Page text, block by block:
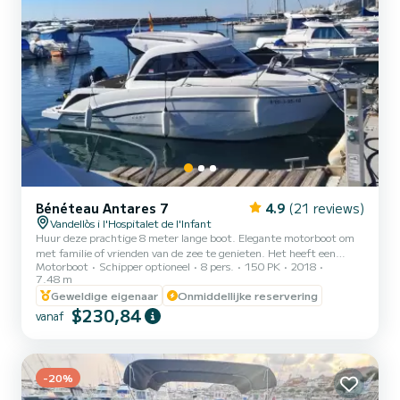
Bénéteau Antares 7 4.9 (21 reviews)
Vandellòs i l'Hospitalet de l'Infant
Huur deze prachtige 8 meter lange boot. Elegante motorboot om
met familie of vrienden van de zee te genieten. Het heeft een
capaciteit van 8 personen en biedt plaats aan 3 personen om de
nacht door te brengen, omdat het een dubbele cabine heeft. Ideaal
voor dagtochten, deze boot verrast door zijn eenvoudige bediening
en comfort tijdens de navigatie. Krachtige motor van 150 pk,
perfect voor snelle ritten. Goedgekeurd voor navigatiezone 4 mijl.
Motorboot Schipper optioneel 8 pers. 150 PK
2018
7.48 m
Geweldige eigenaar
Onmiddellijke reservering
vanaf $230,84
-20%